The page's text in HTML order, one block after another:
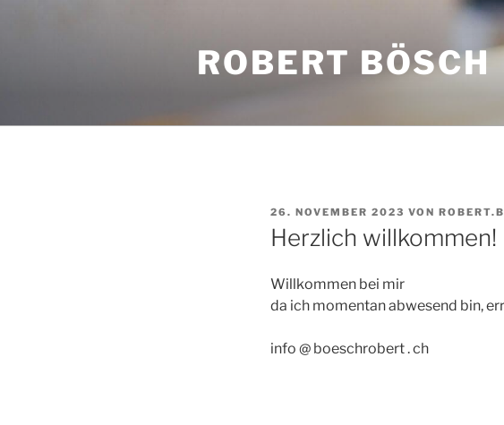
ROBERT BÖSCH
VERÖFFENTLICHT
AM
26. NOVEMBER 2023 VON
Herzlich willkommen!
Willkommen bei mir
da ich momentan abwesend bin,
info @ boeschrobert . ch